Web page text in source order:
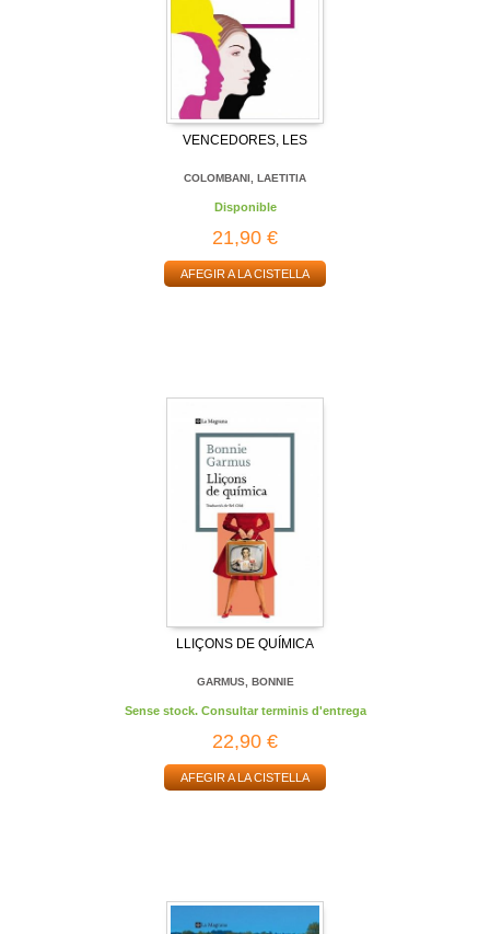
VENCEDORES, LES
COLOMBANI, LAETITIA
Disponible
21,90 €
AFEGIR A LA CISTELLA
LLIÇONS DE QUÍMICA
GARMUS, BONNIE
Sense stock. Consultar terminis d'entrega
22,90 €
AFEGIR A LA CISTELLA